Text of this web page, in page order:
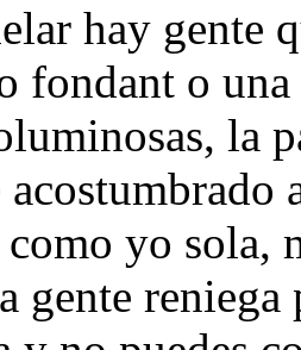
hay gente
fondant o
la
como yo sola,
gente reniega